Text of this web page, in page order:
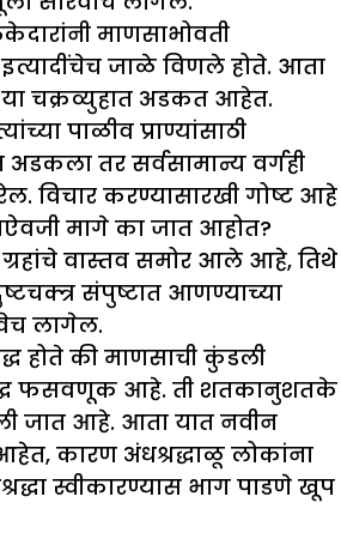
माणसाभोवती
जाळे विणले होते. आता
या चक्रव्युहात अडकत आहेत.
पाळीव प्राण्यांसाठी
अडकला तर सर्वसामान्य वर्गही
विचार करण्यासारखी गोष्ट आहे
मागे का जात आहोत?
वास्तव समोर आले आहे, तिथे
संपुष्टात आणण्याच्या
लागेल.
होते की माणसाची कुंडली
फसवणूक आहे. ती शतकानुशतके
जात आहे. आता यात नवीन
कारण अंधश्रद्धाळू लोकांना
स्वीकारण्यास भाग पाडणे खूप